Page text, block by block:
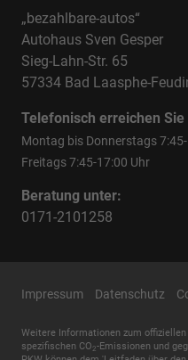
„bezahlbare-autos“
Autohaus Sven Gesper
Sieg-Lahn-Str. 65
57334 Bad Laasphe-
Telefonisch erreichen Sie
Montag bis Donnerstags
Freitags 7:45-17:00 Uhr
Beratung unter:
0171-2101258
Impressum Datenschutz
Weitere Informationen zum
spezifischen CO2-Emissionen und